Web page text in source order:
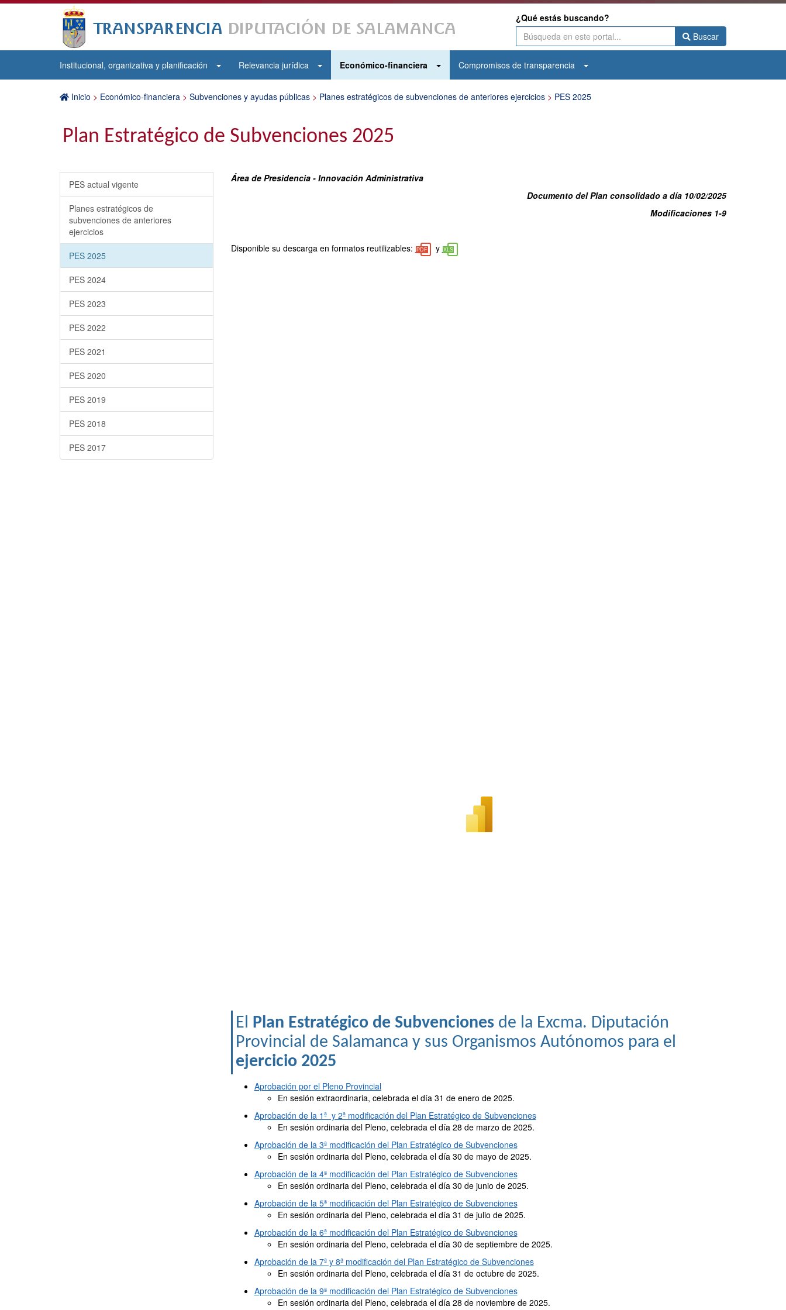
¿Qué estás buscando?
Buscar
Institucional, organizativa y planificación Relevancia jurídica Económico-financiera Compromisos de transparencia
Inicio > Económico-financiera > Subvenciones y ayudas públicas > Planes estratégicos de subvenciones de anteriores ejercicios > PES 2025
Plan Estratégico de Subvenciones 2025
PES actual vigente
Planes estratégicos de
subvenciones de anteriores
ejercicios
PES 2025
PES 2024
PES 2023
PES 2022
PES 2021
PES 2020
PES 2019
PES 2018
PES 2017
Área de Presidencia - Innovación Administrativa
Documento del Plan consolidado a día 10/02/2025
Modificaciones 1-9
Disponible su descarga en formatos reutilizables: y
El Plan Estratégico de Subvencionesde la Excma. Diputación
Provincial de Salamanca y sus Organismos Autónomos para el
ejercicio 2025
Aprobación por el Pleno Provincial
En sesión extraordinaria, celebrada el día 31 de enero de 2025.
Aprobación de la 1ª y 2ª modificación del Plan Estratégico de Subvenciones
En sesión ordinaria del Pleno, celebrada el día 28 de marzo de 2025.
Aprobación de la 3ª modificación del Plan Estratégico de Subvenciones
En sesión ordinaria del Pleno, celebrada el día 30 de mayo de 2025.
Aprobación de la 4ª modificación del Plan Estratégico de Subvenciones
En sesión ordinaria del Pleno, celebrada el día 30 de junio de 2025.
Aprobación de la 5ª modificación del Plan Estratégico de Subvenciones
En sesión ordinaria del Pleno, celebrada el día 31 de julio de 2025.
Aprobación de la 6ª modificación del Plan Estratégico de Subvenciones
En sesión ordinaria del Pleno, celebrada el día 30 de septiembre de 2025.
Aprobación de la 7ª y 8ª modificación del Plan Estratégico de Subvenciones
En sesión ordinaria del Pleno, celebrada el día 31 de octubre de 2025.
Aprobación de la 9ª modificación del Plan Estratégico de Subvenciones
En sesión ordinaria del Pleno, celebrada el día 28 de noviembre de 2025.